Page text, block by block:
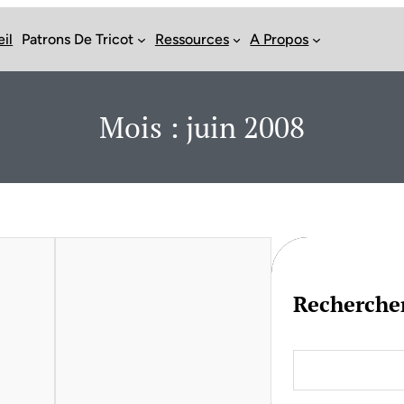
Patrons De Tricot Ressources A Propos
Mois : juin 2008
a